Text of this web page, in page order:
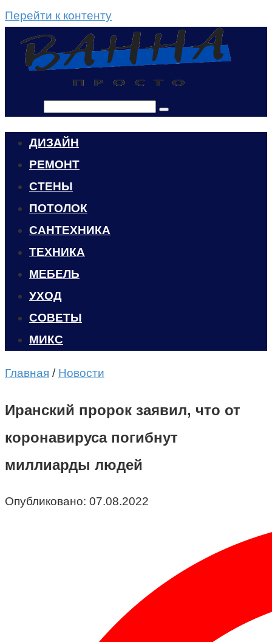
Перейти к контенту
ДИЗАЙН
РЕМОНТ
СТЕНЫ
ПОТОЛОК
САНТЕХНИКА
ТЕХНИКА
МЕБЕЛЬ
УХОД
CОВЕТЫ
МИКС
Главная / Новости
Иранский пророк заявил, что от
коронавируса погибнут
миллиарды людей
Опубликовано: 07.08.2022